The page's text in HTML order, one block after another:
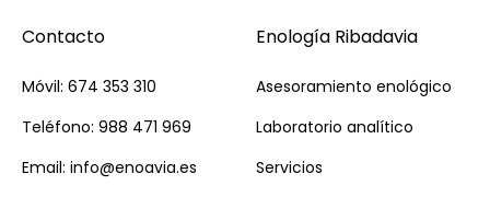
Contacto
Móvil: 674 353 310
Teléfono: 988 471 969
Email: info@enoavia.es
Enología Ribadavia
Asesoramiento enológico
Laboratorio analítico
Servicios